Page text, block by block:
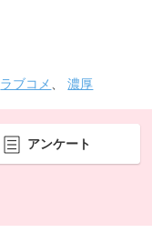
ラブコメ 、濃厚
アンケート